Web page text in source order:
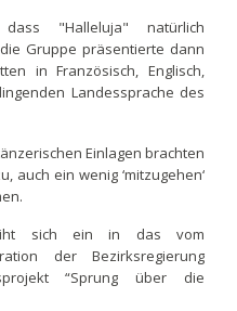
"Halleluja" natürlich
Gruppe präsentierte dann
in Französisch, Englisch,
Landessprache des
Einlagen brachten
auch ein wenig ‘mitzugehen‘
sich ein in das vom
der Bezirksregierung
“Sprung über die